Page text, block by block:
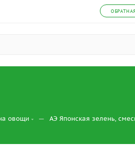
овощи — АЭ Японская зелень,